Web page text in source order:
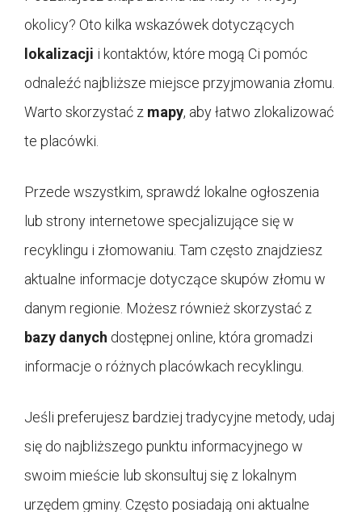
okolicy? Oto kilka wskazówek dotyczących
lokalizacji i kontaktów, które mogą Ci pomóc
odnaleźć najbliższe miejsce przyjmowania złomu.
Warto skorzystać z mapy, aby łatwo zlokalizować
te placówki.
Przede wszystkim, sprawdź lokalne ogłoszenia
lub strony internetowe specjalizujące się w
recyklingu i złomowaniu. Tam często znajdziesz
aktualne informacje dotyczące skupów złomu w
danym regionie. Możesz również skorzystać z
bazy danych dostępnej online, która gromadzi
informacje o różnych placówkach recyklingu.
Jeśli preferujesz bardziej tradycyjne metody, udaj
się do najbliższego punktu informacyjnego w
swoim mieście lub skonsultuj się z lokalnym
urzędem gminy. Często posiadają oni aktualne